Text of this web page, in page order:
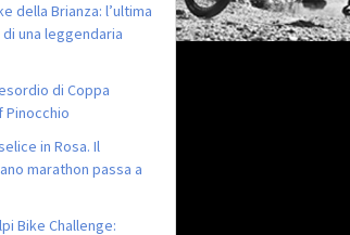
della Brianza: l’ultima
una leggendaria
di Coppa
Pinocchio
in Rosa. Il
marathon passa a
Bike Challenge: